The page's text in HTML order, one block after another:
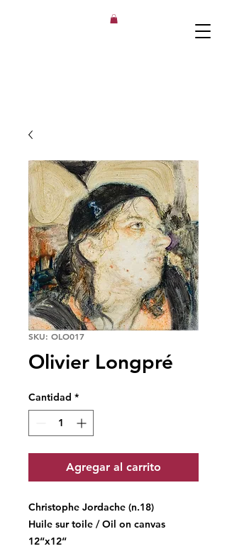
SKU: OLO017
Olivier Longpré
Cantidad *
Agregar al carrito
Christophe Jordache (n.18)
Huile sur toile / Oil on canvas
12“x12“